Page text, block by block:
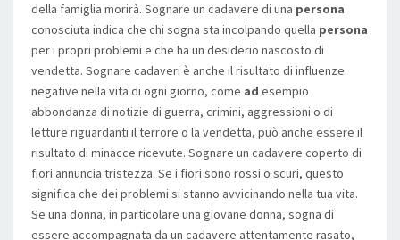
della famiglia morirà. Sognare un cadavere di una persona
conosciuta indica che chi sogna sta incolpando quella persona
per i propri problemi e che ha un desiderio nascosto di
vendetta. Sognare cadaveri è anche il risultato di influenze
negative nella vita di ogni giorno, come ad esempio
abbondanza di notizie di guerra, crimini, aggressioni o di
letture riguardanti il terrore o la vendetta, può anche essere il
risultato di minacce ricevute. Sognare un cadavere coperto di
fiori annuncia tristezza. Se i fiori sono rossi o scuri, questo
significa che dei problemi si stanno avvicinando nella tua vita.
Se una donna, in particolare una giovane donna, sogna di
essere accompagnata da un cadavere attentamente rasato,